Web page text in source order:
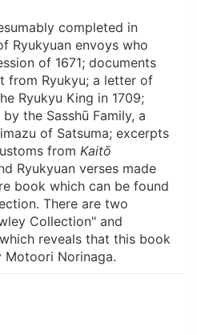
completed in
Ryukyuan envoys who
of 1671; documents
from Ryukyu; a letter of
Ryukyu King in 1709;
the Sasshū Family, a
of Satsuma; excerpts
from Kaitō
Ryukyuan verses made
book which can be found
There are two
Collection" and
reveals that this book
Norinaga.